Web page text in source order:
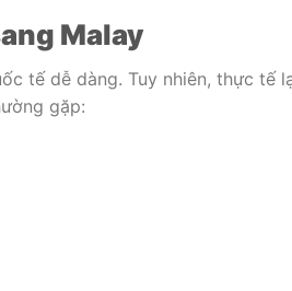
Malay
tế dễ dàng. Tuy nhiên, thực tế
gặp: